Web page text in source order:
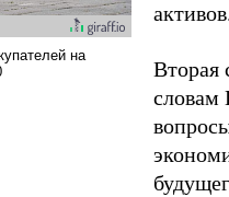
Вторая
словам